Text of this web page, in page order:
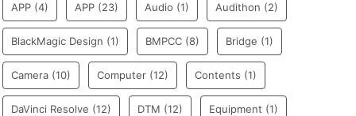
APP (4) APP (23) Audio (1) Audithon (2)
BlackMagic Design (1) BMPCC (8) Bridge (1)
Camera (10) Computer (12) Contents (1)
DaVinci Resolve (12) DTM (12) Equipment (1)